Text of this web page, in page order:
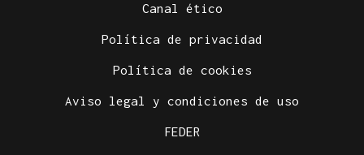
Canal ético
Política de privacidad
Política de cookies
Aviso legal y condiciones de uso
FEDER